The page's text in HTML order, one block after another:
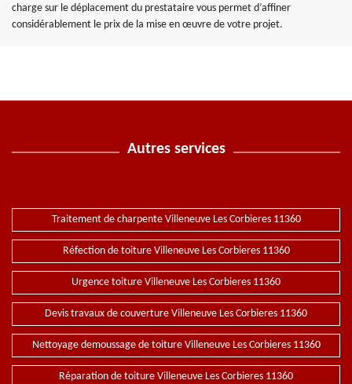
charge sur le déplacement du prestataire vous permet d’affiner
considérablement le prix de la mise en œuvre de votre projet.
Autres services
Traitement de charpente Villeneuve Les Corbieres 11360
Réfection de toiture Villeneuve Les Corbieres 11360
Urgence toiture Villeneuve Les Corbieres 11360
Devis travaux de couverture Villeneuve Les Corbieres 11360
Nettoyage demoussage de toiture Villeneuve Les Corbieres 11360
Réparation de toiture Villeneuve Les Corbieres 11360